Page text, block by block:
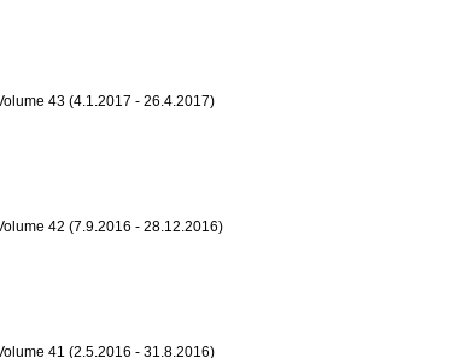
43 (4.1.2017 - 26.4.2017)
42 (7.9.2016 - 28.12.2016)
41 (2.5.2016 - 31.8.2016)